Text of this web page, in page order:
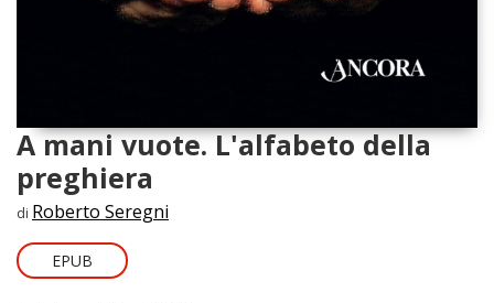
A mani vuote. L'alfabeto della
preghiera
di Roberto Seregni
EPUB